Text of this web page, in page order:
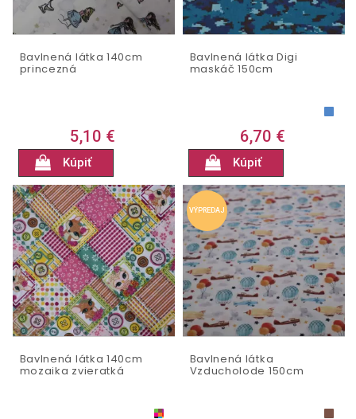
Bavlnená látka 140cm
princezná
5,10 €
Kúpiť
Bavlnená látka Digi
maskáč 150cm
6,70 €
Kúpiť
Bavlnená látka 140cm
mozaika zvieratká
VÝPREDAJ
Bavlnená látka
Vzducholode 150cm